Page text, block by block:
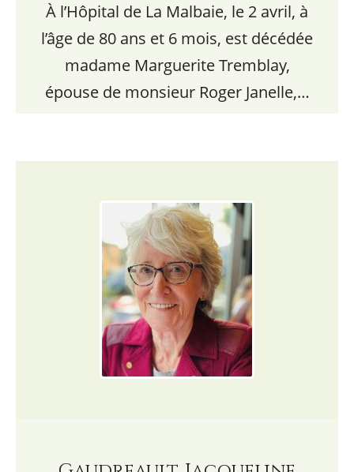
À l’Hôpital de La Malbaie, le 2 avril, à
l’âge de 80 ans et 6 mois, est décédée
madame Marguerite Tremblay,
épouse de monsieur Roger Janelle,…